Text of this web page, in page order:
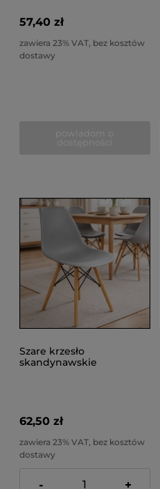
57,40 zł
zawiera 23% VAT, bez kosztów
dostawy
Szare krzesło
skandynawskie
62,50 zł
zawiera 23% VAT, bez kosztów
dostawy
- +